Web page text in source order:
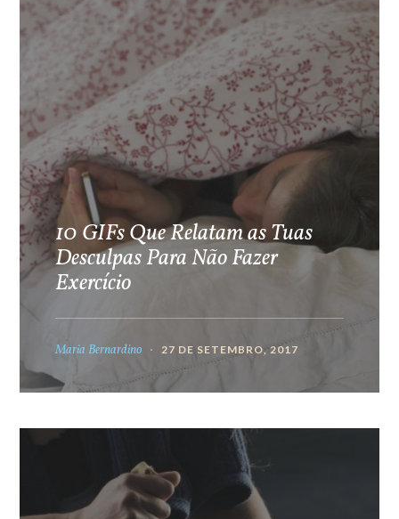
10 GIFs Que Relatam as Tuas
Desculpas Para Não Fazer
Exercício
Maria Bernardino 27 DE SETEMBRO, 2017